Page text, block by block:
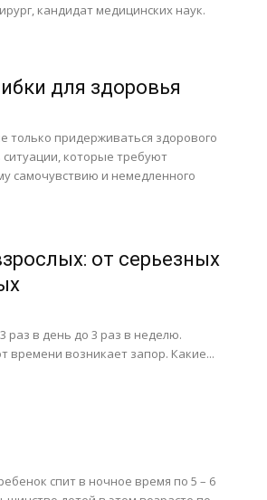
кандидат медицинских наук.
для здоровья
придерживаться здорового
ситуации, которые требуют
самочувствию и немедленного
от серьезных
раз в день до 3 раз в неделю.
времени возникает запор. Какие...
спит в ночное время по 5 – 6